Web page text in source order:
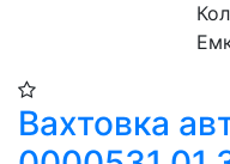
Вахтовка